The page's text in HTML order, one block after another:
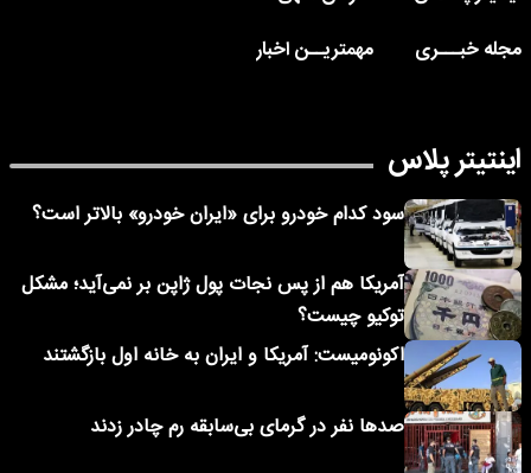
مجله خبـــری
مهمتریــن اخبار
اینتیتر پلاس
سود کدام خودرو برای «ایران خودرو» بالاتر است؟
آمریکا هم از پس نجات پول ژاپن بر نمی‌آید؛ مشکل
توکیو چیست؟
اکونومیست: آمریکا و ایران به خانه اول بازگشتند
صدها نفر در گرمای بی‌سابقه رم چادر زدند